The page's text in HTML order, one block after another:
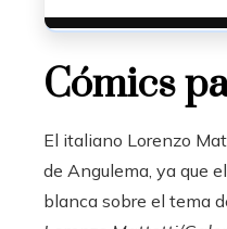
Cómics
El italiano Lorenzo
de Angulema, ya que
blanca sobre el tema